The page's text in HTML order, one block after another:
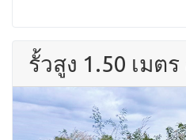
รั้วสูง 1.50 เมต